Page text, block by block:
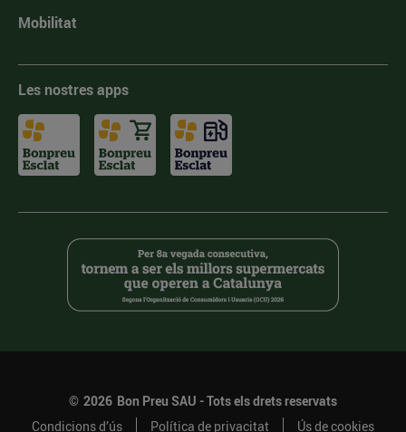
Mobilitat
Les nostres apps
© 2026 Bon Preu SAU - Tots els drets reservats
Condicions d’ús
Política de privacitat Ús de cookies